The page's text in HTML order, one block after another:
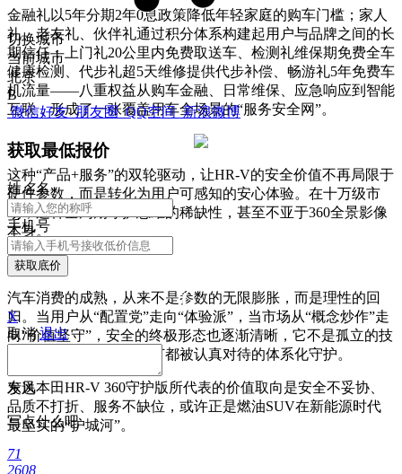
金融礼以5年分期2年0息政策降低年轻家庭的购车门槛；家人
礼、老友礼、伙伴礼通过积分体系构建起用户与品牌之间的长
期信任；上门礼20公里内免费取送车、检测礼维保期免费全车
健康检测、代步礼超5天维修提供代步补偿、畅游礼5年免费车
机流量——八重权益从购车金融、日常维保、应急响应到智能
互联，形成了一张覆盖用车全场景的“服务安全网”。
这种“产品+服务”的双轮驱动，让HR-V的安全价值不再局限于
硬件参数，而是转化为用户可感知的安心体验。在十万级市
场，这种全周期守护思维的稀缺性，甚至不亚于360全景影像
本身。
结语
汽车消费的成熟，从来不是参数的无限膨胀，而是理性的回
归。当用户从“配置党”走向“体验派”，当市场从“概念炒作”走
向“价值坚守”，安全的终极形态也逐渐清晰，它不是孤立的技
术炫技，而是每一个细节都被认真对待的体系化守护。
东风本田HR-V 360守护版所代表的价值取向是安全不妥协、
品质不打折、服务不缺位，或许正是燃油SUV在新能源时代
最坚实的“护城河”。
切换城市
当前城市
北京
B
微信好友 朋友圈 QQ空间 新浪微博
获取最低报价
姓名名
手机号
获取底价
X
取消 退出
发送
写点什么吧
71
2608